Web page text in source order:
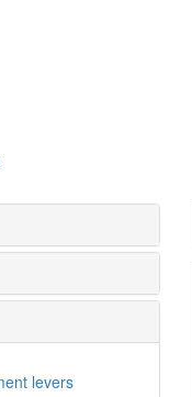
levers